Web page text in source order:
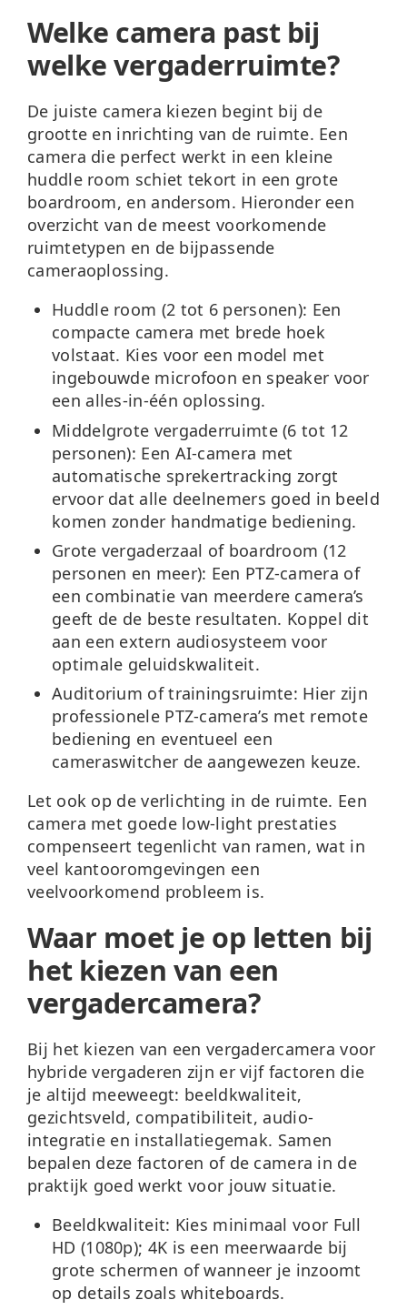
Welke camera past bij
welke vergaderruimte?
De juiste camera kiezen begint bij de
grootte en inrichting van de ruimte. Een
camera die perfect werkt in een kleine
huddle room schiet tekort in een grote
boardroom, en andersom. Hieronder een
overzicht van de meest voorkomende
ruimtetypen en de bijpassende
cameraoplossing.
Huddle room (2 tot 6 personen): Een
compacte camera met brede hoek
volstaat. Kies voor een model met
ingebouwde microfoon en speaker voor
een alles-in-één oplossing.
Middelgrote vergaderruimte (6 tot 12
personen): Een AI-camera met
automatische sprekertracking zorgt
ervoor dat alle deelnemers goed in beeld
komen zonder handmatige bediening.
Grote vergaderzaal of boardroom (12
personen en meer): Een PTZ-camera of
een combinatie van meerdere camera’s
geeft de de beste resultaten. Koppel dit
aan een extern audiosysteem voor
optimale geluidskwaliteit.
Auditorium of trainingsruimte: Hier zijn
professionele PTZ-camera’s met remote
bediening en eventueel een
cameraswitcher de aangewezen keuze.
Let ook op de verlichting in de ruimte. Een
camera met goede low-light prestaties
compenseert tegenlicht van ramen, wat in
veel kantooromgevingen een
veelvoorkomend probleem is.
Waar moet je op letten bij
het kiezen van een
vergadercamera?
Bij het kiezen van een vergadercamera voor
hybride vergaderen zijn er vijf factoren die
je altijd meeweegt: beeldkwaliteit,
gezichtsveld, compatibiliteit, audio-
integratie en installatiegemak. Samen
bepalen deze factoren of de camera in de
praktijk goed werkt voor jouw situatie.
Beeldkwaliteit: Kies minimaal voor Full
HD (1080p); 4K is een meerwaarde bij
grote schermen of wanneer je inzoomt
op details zoals whiteboards.